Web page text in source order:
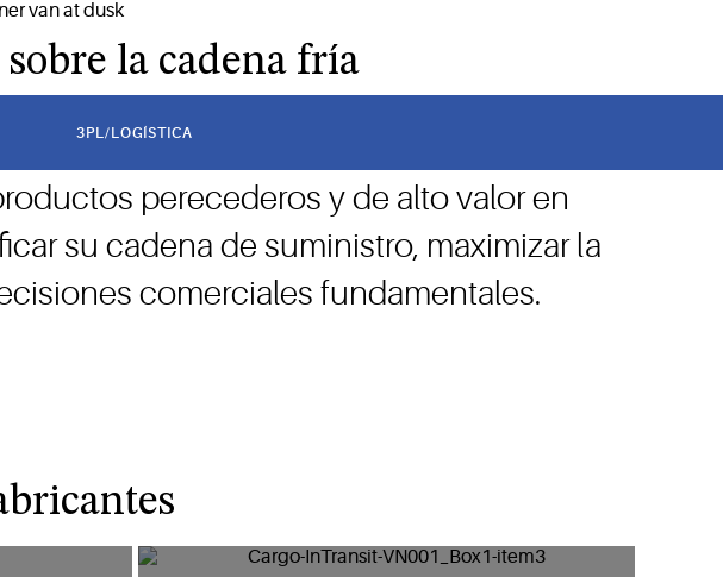
3PL/LOGÍSTICA
la cadena fría
para el éxito de su negocio. Para
perecederos y de alto valor en
su cadena de suministro, maximizar la
comerciales fundamentales.